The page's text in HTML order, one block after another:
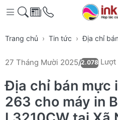
Trang chủ Tin tức Địa chỉ
27 Tháng Mười 2025/2.078 Lượt
Địa chỉ bán mực
263 cho máy in